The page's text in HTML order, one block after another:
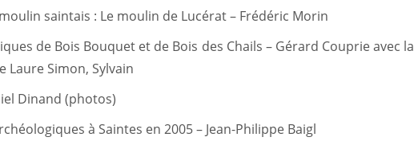
saintais : Le moulin de Lucérat – Frédéric Morin
de Bois Bouquet et de Bois des Chails – Gérard Couprie avec la
Laure Simon, Sylvain
Dinand (photos)
à Saintes en 2005 – Jean-Philippe Baigl